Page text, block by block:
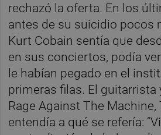
rechazó la oferta. En los
antes de su suicidio pocos
Kurt Cobain sentía que
en sus conciertos, podía
le habían pegado en el
primeras filas. El guitarrista
Rage Against The
entendía a qué se refería: